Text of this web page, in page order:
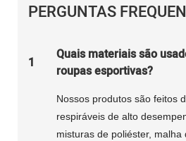
PERGUNTAS
1
Quais materiais são
roupas esportivas?
Nossos produtos são feitos
respiráveis ​​de alto
misturas de poliéster, malha